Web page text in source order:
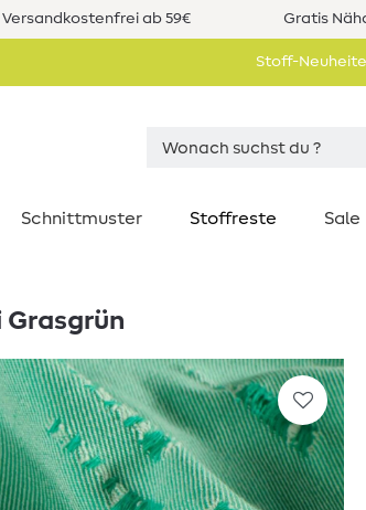
Versandkostenfrei ab 59€ Gratis
Stoff-
Schnittmuster Stoffreste Sale
Grasgrün